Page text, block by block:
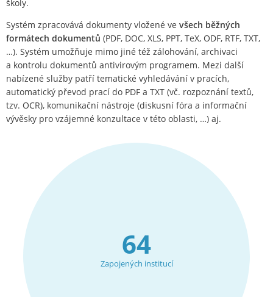
školy.
Systém zpracovává dokumenty vložené ve všech běžných
formátech dokumentů (PDF, DOC, XLS, PPT, TeX, ODF, RTF, TXT,
…). Systém umožňuje mimo jiné též zálohování, archivaci
a kontrolu dokumentů antivirovým programem. Mezi další
nabízené služby patří tematické vyhledávání v pracích,
automatický převod prací do PDF a TXT (vč. rozpoznání textů,
tzv. OCR), komunikační nástroje (diskusní fóra a informační
vývěsky pro vzájemné konzultace v této oblasti, …) aj.
64
Zapojených institucí